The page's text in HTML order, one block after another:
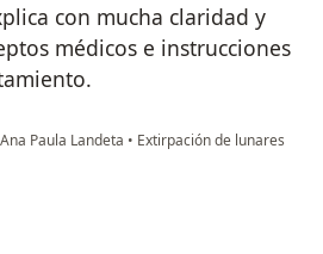
con mucha claridad y
médicos e instrucciones
Paula Landeta • Extirpación de lunares
González